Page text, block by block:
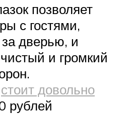
позволяет
с гостями,
дверью, и
и громкий
стоит довольно
рублей